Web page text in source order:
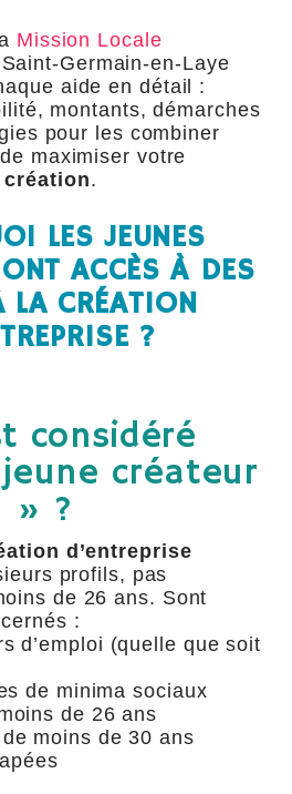
Mission Locale
Germain-en-Laye
aide en détail :
montants, démarches
pour les combiner
maximiser votre
.
LES JEUNES
ACCÈS À DES
LA CRÉATION
?
considéré
créateur
» ?
d’entreprise
profils, pas
de 26 ans. Sont
:
d’emploi (quelle que soit
de minima sociaux
de 26 ans
moins de 30 ans